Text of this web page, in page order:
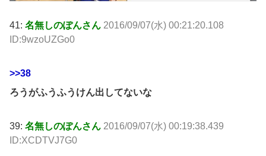
41: 名無しのぽんさん 2016/09/07(水) 00:21:20.108
ID:9wzoUZGo0
>>38
ろうがふうふうけん出してないな
39: 名無しのぽんさん 2016/09/07(水) 00:19:38.439
ID:XCDTVJ7G0